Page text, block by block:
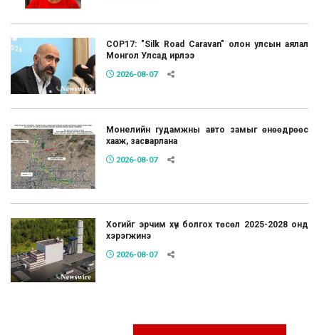
COP17: "Silk Road Caravan" олон улсын аялал
Монгол Улсад ирлээ
2026-08-07
Монелийн гудамжны авто замыг өнөөдрөөс
хааж, засварлана
2026-08-07
Хогийг эрчим хүч болгох төсөл 2025-2028 онд
хэрэгжинэ
2026-08-07